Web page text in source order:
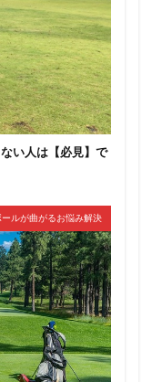
い人は【必見】で
ールが曲がるお悩み解決